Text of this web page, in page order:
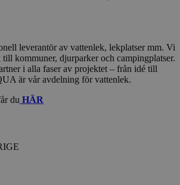
leverantör av vattenlek, lekplatser mm. Vi
till kommuner, djurparker och campingplatser.
i alla faser av projektet – från idé till
är vår avdelning för vattenlek.
du HÄR